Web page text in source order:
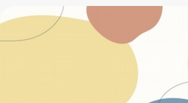
止血時間須視傷口大小與患者凝血條件來決
效止血外，即使是正在服用抗凝血藥物(如：
物)或抗血小板凝結藥物(如：阿斯匹靈、保栓通)
述機轉作用形成栓塞物來止血，不會影響止血
明，不論是四肢肌肉，甚至肝臟脾臟等，
效，是一種安全、幾乎沒有副作用的材料，且
人死亡。「創傷性腦損傷」是指頭部在外力嚴
骨折、腦挫裂傷或顱內血腫，繼而發生腦缺
損害的病理變化，大多是由於運動中的頭部急
織承受剪力作用、腦脊髓液的衝擊或腦部組織
的骨質結構等損傷，嚴重者可造成永久性殘疾
亡。針對「創傷性腦損傷」的病情改善，奇美